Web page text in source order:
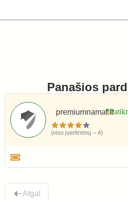
Panašios
premiumnamai.lt
(viso įvertinimų – 4)
Atgal